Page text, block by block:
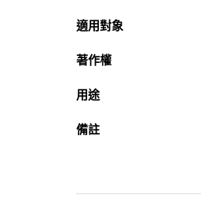
適用對象
著作權
用途
備註